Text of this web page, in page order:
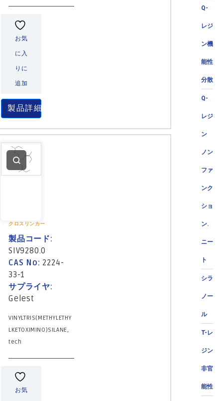
Q-
レジ
ン機
能性
分散
Q-
レジ
ン
ノン
ファ
ンク
ショ
ン.
ニー
ト
シラ
ノー
ル
T-レ
ジン
非官
能性
お気
に入
りに
追加
製品詳細
クロスリンカー
製品コード:
SIV9280.0
CAS No: 2224-
33-1
サプライヤ:
Gelest
VINYLTRIS(METHYLETHY
LKETOXIMINO)SILANE,
tech
お気